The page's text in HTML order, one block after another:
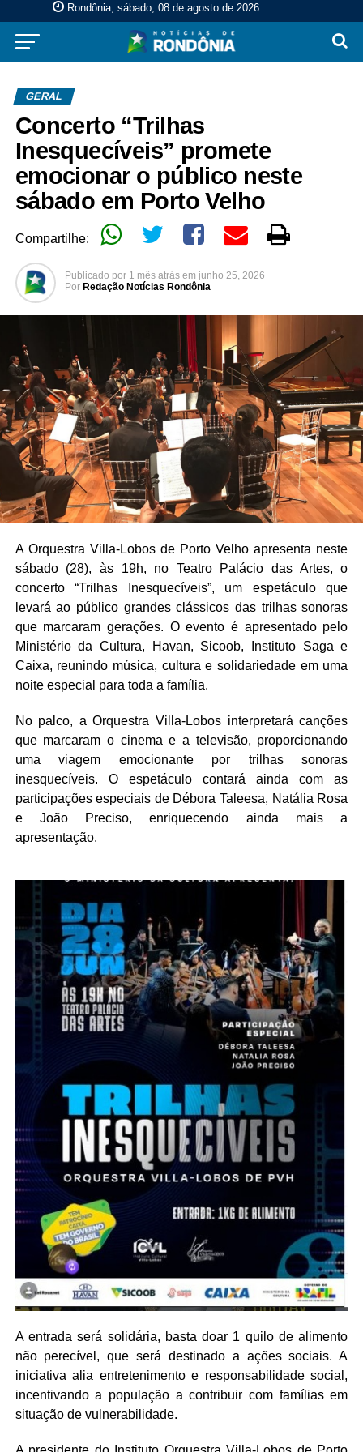
Rondônia, sábado, 08 de agosto de 2026.
GERAL
Concerto “Trilhas
Inesquecíveis” promete
emocionar o público neste
sábado em Porto Velho
Compartilhe:
Publicado por 1 mês atrás em junho 25, 2026
Por Redação Notícias Rondônia
A Orquestra Villa-Lobos de Porto Velho apresenta neste
sábado (28), às 19h, no Teatro Palácio das Artes, o
concerto “Trilhas Inesquecíveis”, um espetáculo que
levará ao público grandes clássicos das trilhas sonoras
que marcaram gerações. O evento é apresentado pelo
Ministério da Cultura, Havan, Sicoob, Instituto Saga e
Caixa, reunindo música, cultura e solidariedade em uma
noite especial para toda a família.
No palco, a Orquestra Villa-Lobos interpretará canções
que marcaram o cinema e a televisão, proporcionando
uma viagem emocionante por trilhas sonoras
inesquecíveis. O espetáculo contará ainda com as
participações especiais de Débora Taleesa, Natália Rosa
e João Preciso, enriquecendo ainda mais a
apresentação.
A entrada será solidária, basta doar 1 quilo de alimento
não perecível, que será destinado a ações sociais. A
iniciativa alia entretenimento e responsabilidade social,
incentivando a população a contribuir com famílias em
situação de vulnerabilidade.